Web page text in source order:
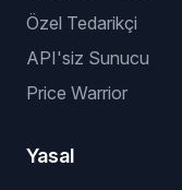
Özel Tedarikçi
API'siz Sunucu
Price Warrior
Yasal